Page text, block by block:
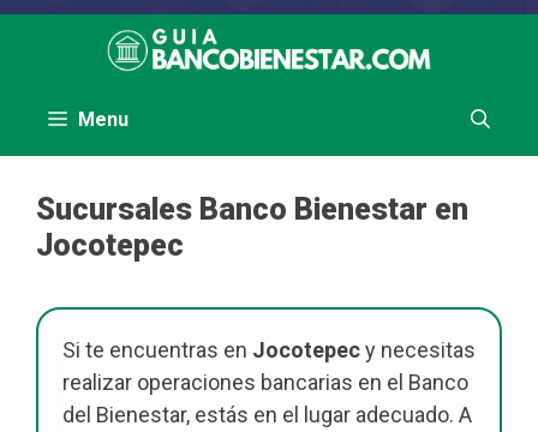
Menu
Sucursales Banco Bienestar en
Jocotepec
Si te encuentras en Jocotepecy necesitas
realizar operaciones bancarias en el Banco
del Bienestar, estás en el lugar adecuado. A